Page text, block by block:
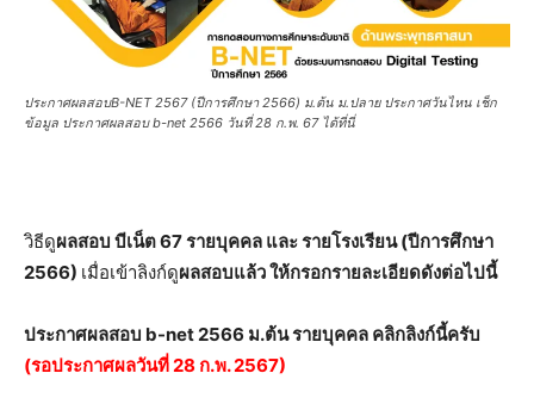
ประกาศผลสอบB-NET 2567 (ปีการศึกษา 2566) ม.ต้น ม.ปลาย ประกาศวันไหน เช็ก
ข้อมูล ประกาศผลสอบ b-net 2566 วันที่ 28 ก.พ. 67 ได้ที่นี่
วิธีดูผลสอบ บีเน็ต 67 รายบุคคล และ รายโรงเรียน (ปีการศึกษา
2566) เมื่อเข้าลิงก์ดูผลสอบแล้ว ให้กรอกรายละเอียดดังต่อไปนี้
ประกาศผลสอบ b-net 2566 ม.ต้น รายบุคคล คลิกลิงก์นี้ครับ
(รอประกาศผลวันที่ 28 ก.พ. 2567)